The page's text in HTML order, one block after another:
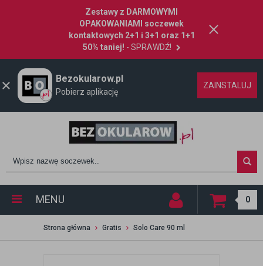
Zestawy z DARMOWYMI
OPAKOWANIAMI soczewek
kontaktowych 2+1 i 3+1 oraz 1+1
50% taniej! - SPRAWDŹ!
Bezokularow.pl
Pobierz aplikację
ZAINSTALUJ
MENU 0
Strona główna Gratis Solo Care 90 ml